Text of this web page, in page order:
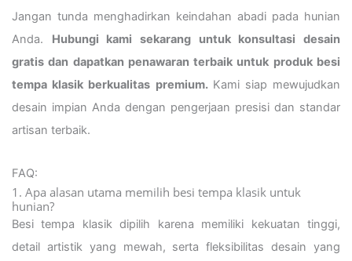
Jangan tunda menghadirkan keindahan abadi pada hunian
Anda. Hubungi kami sekarang untuk konsultasi desain
gratis dan dapatkan penawaran terbaik untuk produk besi
tempa klasik berkualitas premium. Kami siap mewujudkan
desain impian Anda dengan pengerjaan presisi dan standar
artisan terbaik.
FAQ:
1. Apa alasan utama memilih besi tempa klasik untuk
hunian?
Besi tempa klasik dipilih karena memiliki kekuatan tinggi,
detail artistik yang mewah, serta fleksibilitas desain yang